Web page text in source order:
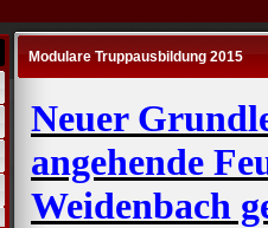
Modulare Truppausbildung 2015
Neuer
angehende
Weidenbach